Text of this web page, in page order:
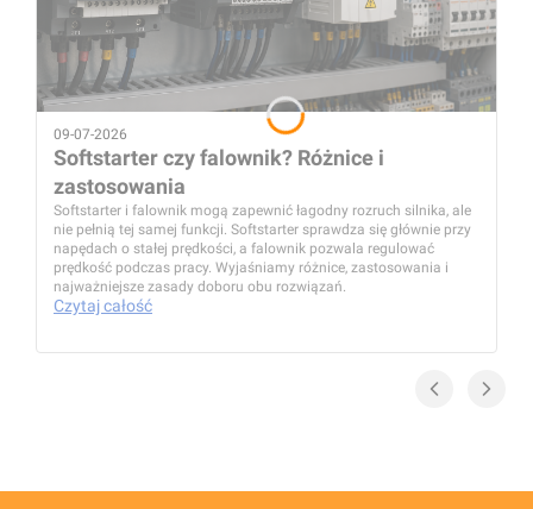
09-07-2026
Softstarter czy falownik? Różnice i
zastosowania
Softstarter i falownik mogą zapewnić łagodny rozruch silnika, ale
nie pełnią tej samej funkcji. Softstarter sprawdza się głównie przy
napędach o stałej prędkości, a falownik pozwala regulować
prędkość podczas pracy. Wyjaśniamy różnice, zastosowania i
najważniejsze zasady doboru obu rozwiązań.
Czytaj całość